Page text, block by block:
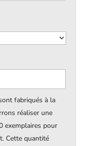
fabriqués à la
réaliser une
exemplaires pour
Cette quantité